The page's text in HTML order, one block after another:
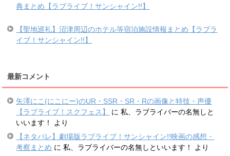
典まとめ【ラブライブ！サンシャイン!!】
【聖地巡礼】沼津周辺のホテル等宿泊施設情報まとめ【ラブラ
イブ！サンシャイン!!】
最新コメント
矢澤にこ(にこにー)のUR・SSR・SR・Rの画像と特技・声優
【ラブライブ！スクフェス】
に私、ラブライバーの名無しと
いいます！
より
【ネタバレ】劇場版ラブライブ！サンシャイン!!映画の感想・
考察まとめ に私、ラブライバーの名無しといいます！
より